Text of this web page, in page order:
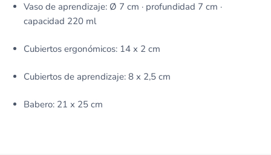
Vaso de aprendizaje: Ø 7 cm · profundidad 7 cm ·
capacidad 220 ml
Cubiertos ergonómicos: 14 x 2 cm
Cubiertos de aprendizaje: 8 x 2,5 cm
Babero: 21 x 25 cm